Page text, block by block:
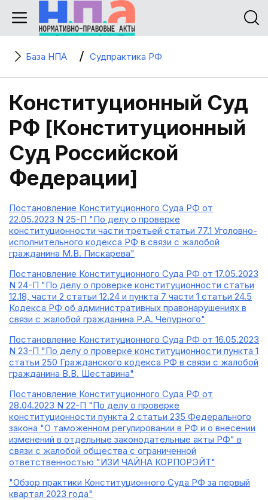
База НПА Судпрактика РФ
Конституционный Суд
РФ [Конституционный
Суд Российской
Федерации]
Постановление Конституционного Суда РФ от
22.05.2023 N 25-П "По делу о проверке
конституционности части третьей статьи 77.1 Уголовно-
исполнительного кодекса РФ в связи с жалобой
гражданина М.В. Пискарева"
Постановление Конституционного Суда РФ от 17.05.2023
N 24-П "По делу о проверке конституционности статьи
12.18, части 2 статьи 12.24 и пункта 7 части 1 статьи 24.5
Кодекса РФ об административных правонарушениях в
связи с жалобой гражданина Р.А. Чепурного"
Постановление Конституционного Суда РФ от 16.05.2023
N 23-П "По делу о проверке конституционности пункта 1
статьи 250 Гражданского кодекса РФ в связи с жалобой
гражданина В.В. Шеставина"
Постановление Конституционного Суда РФ от
28.04.2023 N 22-П "По делу о проверке
конституционности пункта 2 статьи 235 Федерального
закона "О таможенном регулировании в РФ и о внесении
изменений в отдельные законодательные акты РФ" в
связи с жалобой общества с ограниченной
ответственностью "ИЗИ ЧАЙНА КОРПОРЭЙТ"
"Обзор практики Конституционного Суда РФ за первый
квартал 2023 года"